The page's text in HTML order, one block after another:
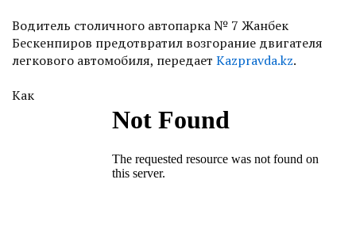
Водитель столичного автопарка № 7 Жанбек
Бескенпиров предотвратил возгорание двигателя
легкового автомобиля, передает Kazpravda.kz.
Как